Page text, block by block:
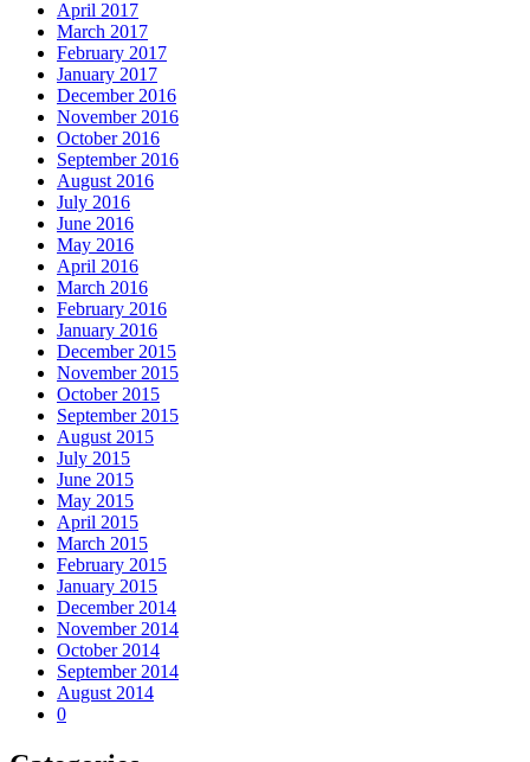
April 2017
March 2017
February 2017
January 2017
December 2016
November 2016
October 2016
September 2016
August 2016
July 2016
June 2016
May 2016
April 2016
March 2016
February 2016
January 2016
December 2015
November 2015
October 2015
September 2015
August 2015
July 2015
June 2015
May 2015
April 2015
March 2015
February 2015
January 2015
December 2014
November 2014
October 2014
September 2014
August 2014
0